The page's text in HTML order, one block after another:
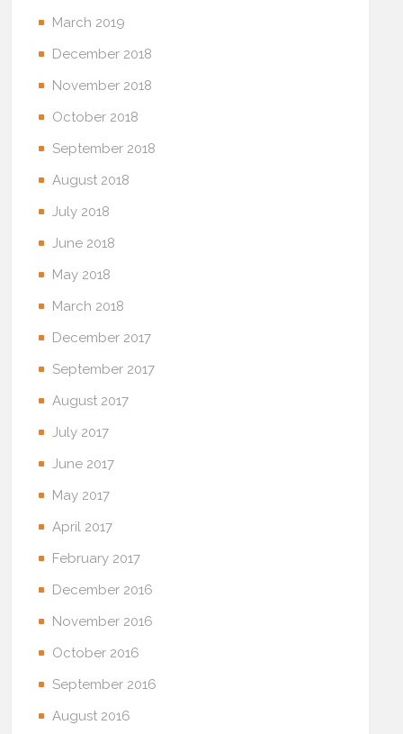
March 2019
December 2018
November 2018
October 2018
September 2018
August 2018
July 2018
June 2018
May 2018
March 2018
December 2017
September 2017
August 2017
July 2017
June 2017
May 2017
April 2017
February 2017
December 2016
November 2016
October 2016
September 2016
August 2016